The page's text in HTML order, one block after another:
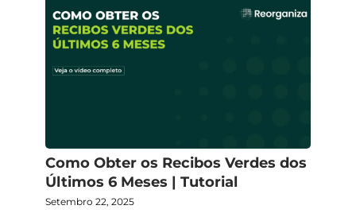
Como Obter os Recibos Verdes dos
Últimos 6 Meses | Tutorial
Setembro 22, 2025